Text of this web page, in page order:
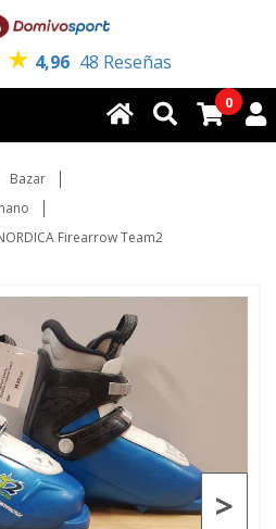
★ 4,96 48 Reseñas
0
Bazar
Firearrow Team2
>